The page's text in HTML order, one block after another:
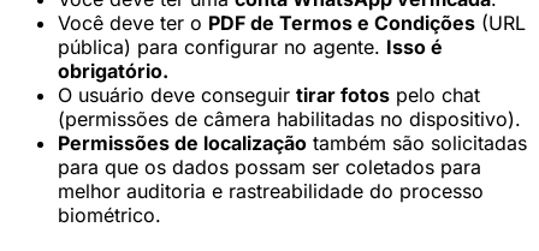
Você deve ter o PDF de Termos e Condições (URL
pública) para configurar no agente. Isso é
obrigatório.
O usuário deve conseguir tirar fotos pelo chat
(permissões de câmera habilitadas no dispositivo).
Permissões de localização também são solicitadas
para que os dados possam ser coletados para
melhor auditoria e rastreabilidade do processo
biométrico.